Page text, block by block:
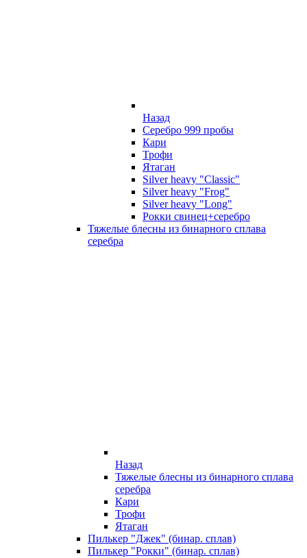
Назад
Серебро 999 пробы
Кари
Трофи
Ятаган
Silver heavy "Classic"
Silver heavy "Frog"
Silver heavy "Long"
Рокки свинец+серебро
Тяжелые блесны из бинарного сплава
серебра
Назад
Тяжелые блесны из бинарного сплава
серебра
Кари
Трофи
Ятаган
Пилькер "Джек" (бинар. сплав)
Пилькер "Рокки" (бинар. сплав)